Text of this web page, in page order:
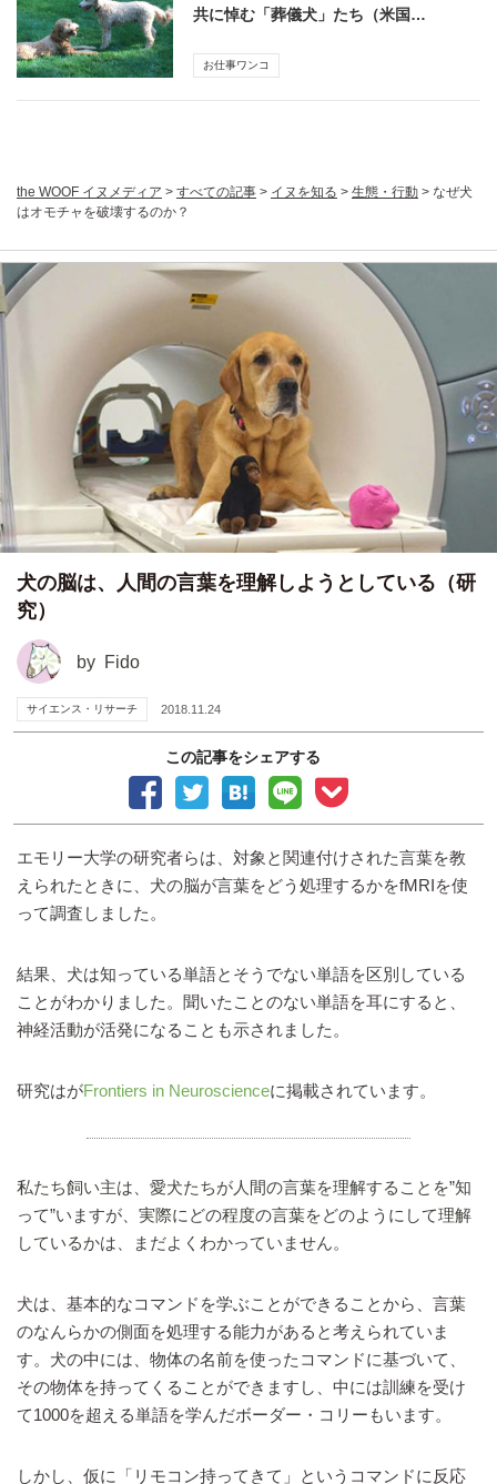
共に悼む「葬儀犬」たち（米国…
お仕事ワンコ
the WOOF イヌメディア > すべての記事 > イヌを知る > 生態・行動 > なぜ犬
はオモチャを破壊するのか？
犬の脳は、人間の言葉を理解しようとしている（研
究）
by Fido
サイエンス・リサーチ 2018.11.24
この記事をシェアする
エモリー大学の研究者らは、対象と関連付けされた言葉を教
えられたときに、犬の脳が言葉をどう処理するかをfMRIを使
って調査しました。
結果、犬は知っている単語とそうでない単語を区別している
ことがわかりました。聞いたことのない単語を耳にすると、
神経活動が活発になることも示されました。
研究はがFrontiers in Neuroscienceに掲載されています。
私たち飼い主は、愛犬たちが人間の言葉を理解することを”知
って”いますが、実際にどの程度の言葉をどのようにして理解
しているかは、まだよくわかっていません。
犬は、基本的なコマンドを学ぶことができることから、言葉
のなんらかの側面を処理する能力があると考えられていま
す。犬の中には、物体の名前を使ったコマンドに基づいて、
その物体を持ってくることができますし、中には訓練を受け
て1000を超える単語を学んだボーダー・コリーもいます。
しかし、仮に「リモコン持ってきて」というコマンドに反応